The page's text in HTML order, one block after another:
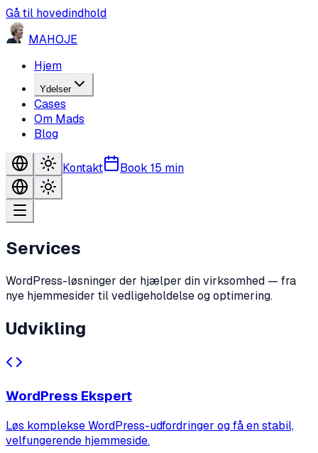
Gå til hovedindhold
MAHOJE
Hjem
Ydelser
Cases
Om Mads
Blog
Kontakt Book 15 min
Services
WordPress-løsninger der hjælper din virksomhed — fra
nye hjemmesider til vedligeholdelse og optimering.
Udvikling
WordPress Ekspert
Løs komplekse WordPress-udfordringer og få en stabil,
velfungerende hjemmeside.